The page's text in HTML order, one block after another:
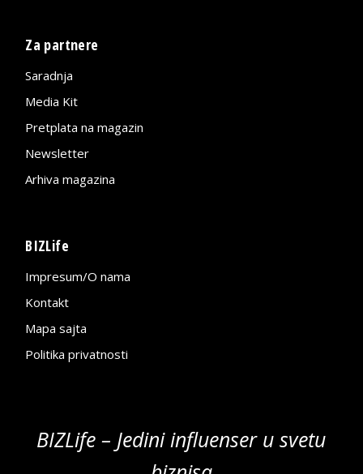
Za partnere
Saradnja
Media Kit
Pretplata na magazin
Newsletter
Arhiva magazina
BIZLife
Impresum/O nama
Kontakt
Mapa sajta
Politika privatnosti
BIZLife – Jedini influenser u svetu